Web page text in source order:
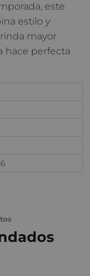
este
estilo y
mayor
hace perfecta